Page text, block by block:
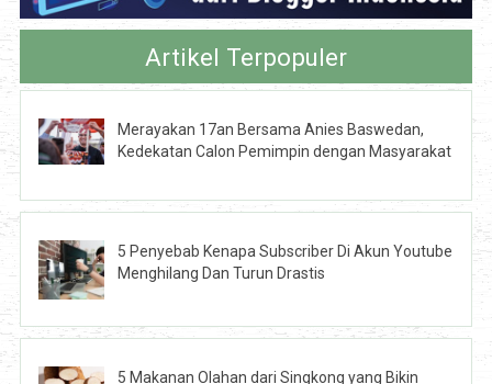
Artikel Terpopuler
Merayakan 17an Bersama Anies Baswedan,
Kedekatan Calon Pemimpin dengan Masyarakat
5 Penyebab Kenapa Subscriber Di Akun Youtube
Menghilang Dan Turun Drastis
5 Makanan Olahan dari Singkong yang Bikin